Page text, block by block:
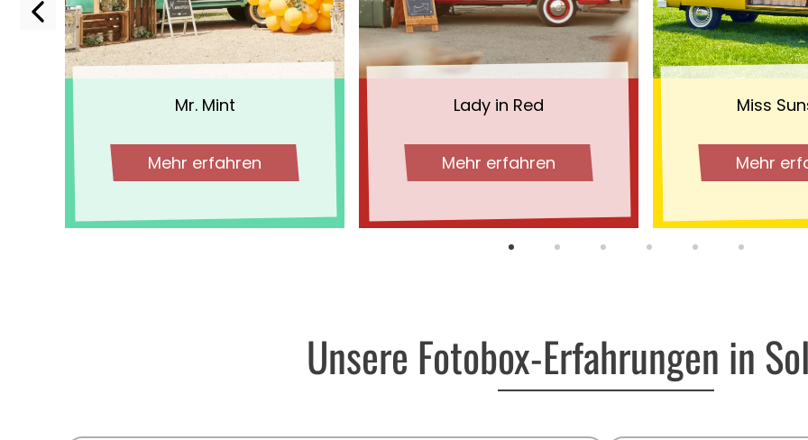
Mr. Mint
Mehr erfahren
Lady in Red
Mehr erfahren
Miss
Mehr
Unsere Fotobox-Erfahrungen in